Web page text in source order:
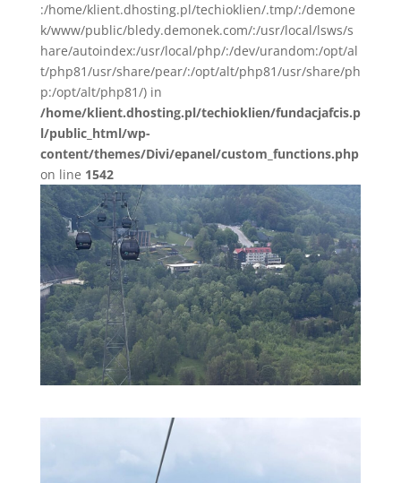
:/home/klient.dhosting.pl/techioklien/.tmp/:/demone
k/www/public/bledy.demonek.com/:/usr/local/lsws/s
hare/autoindex:/usr/local/php/:/dev/urandom:/opt/al
t/php81/usr/share/pear/:/opt/alt/php81/usr/share/ph
p:/opt/alt/php81/) in
/home/klient.dhosting.pl/techioklien/fundacjafcis.p
l/public_html/wp-
content/themes/Divi/epanel/custom_functions.php
on line 1542